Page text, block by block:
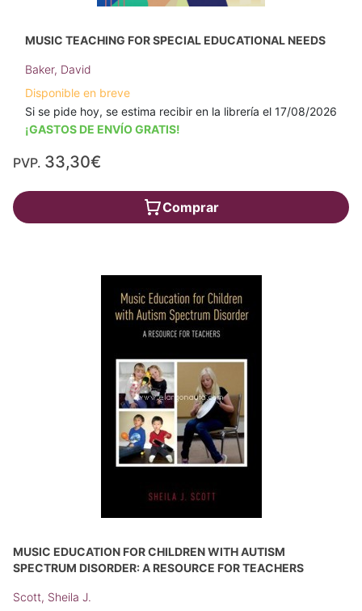
MUSIC TEACHING FOR SPECIAL EDUCATIONAL NEEDS
Baker, David
Disponible en breve
Si se pide hoy, se estima recibir en la librería el 17/08/2026
¡GASTOS DE ENVÍO GRATIS!
PVP. 33,30€
Comprar
MUSIC EDUCATION FOR CHILDREN WITH AUTISM
SPECTRUM DISORDER: A RESOURCE FOR TEACHERS
Scott, Sheila J.